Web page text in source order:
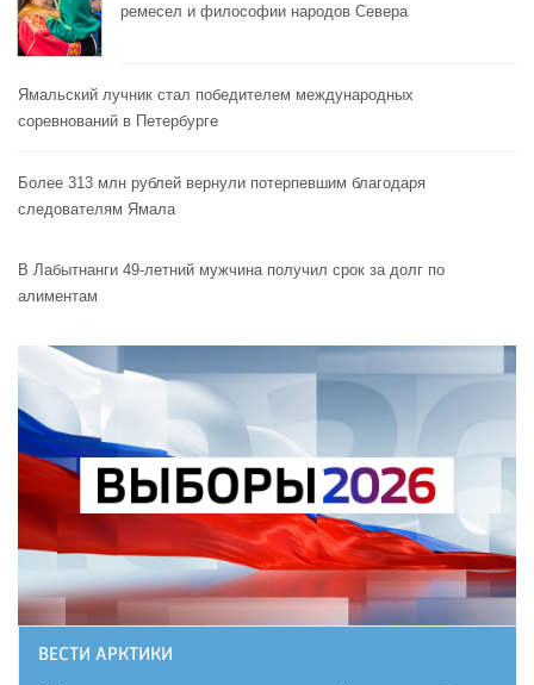
ремесел и философии народов Севера
Ямальский лучник стал победителем международных
соревнований в Петербурге
Более 313 млн рублей вернули потерпевшим благодаря
следователям Ямала
В Лабытнанги 49-летний мужчина получил срок за долг по
алиментам
ВЕСТИ АРКТИКИ